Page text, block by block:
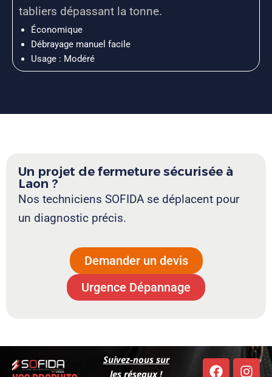
tabliers dépassant la tonne.
Économique
Débrayage manuel facile
Usage : Modéré
Un projet de fermeture sécurisée à
Laon ?
Nos techniciens SOFIDA se déplacent pour
un diagnostic précis.
Demander un devis
Urgence Dépannage
Suivez-nous sur
les réseaux !